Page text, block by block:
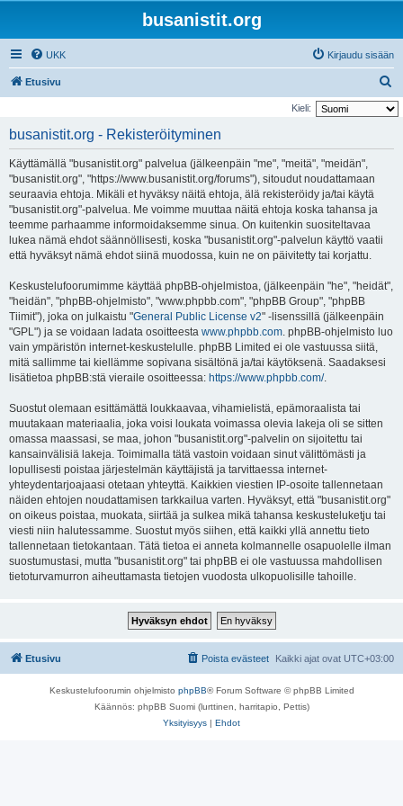
busanistit.org
UKK Kirjaudu sisään
Etusivu
t
Kieli:
busanistit.org - Rekisteröityminen
Käyttämällä "busanistit.org" palvelua (jälkeenpäin "me", "meitä", "meidän",
"busanistit.org", "https://www.busanistit.org/forums"), sitoudut noudattamaan
seuraavia ehtoja. Mikäli et hyväksy näitä ehtoja, älä rekisteröidy ja/tai käytä
"busanistit.org"-palvelua. Me voimme muuttaa näitä ehtoja koska tahansa ja
teemme parhaamme informoidaksemme sinua. On kuitenkin suositeltavaa
lukea nämä ehdot säännöllisesti, koska "busanistit.org"-palvelun käyttö vaatii
että hyväksyt nämä ehdot siinä muodossa, kuin ne on päivitetty tai korjattu.
Keskustelufoorumimme käyttää phpBB-ohjelmistoa, (jälkeenpäin "he", "heidät",
"heidän", "phpBB-ohjelmisto", "www.phpbb.com", "phpBB Group", "phpBB
Tiimit"), joka on julkaistu "General Public License v2" -lisenssillä (jälkeenpäin
"GPL") ja se voidaan ladata osoitteesta www.phpbb.com. phpBB-ohjelmisto luo
vain ympäristön internet-keskustelulle. phpBB Limited ei ole vastuussa siitä,
mitä sallimme tai kiellämme sopivana sisältönä ja/tai käytöksenä. Saadaksesi
lisätietoa phpBB:stä vieraile osoitteessa: https://www.phpbb.com/.
Suostut olemaan esittämättä loukkaavaa, vihamielistä, epämoraalista tai
muutakaan materiaalia, joka voisi loukata voimassa olevia lakeja oli se sitten
omassa maassasi, se maa, johon "busanistit.org"-palvelin on sijoitettu tai
kansainvälisiä lakeja. Toimimalla tätä vastoin voidaan sinut välittömästi ja
lopullisesti poistaa järjestelmän käyttäjistä ja tarvittaessa internet-
yhteydentarjoajaasi otetaan yhteyttä. Kaikkien viestien IP-osoite tallennetaan
näiden ehtojen noudattamisen tarkkailua varten. Hyväksyt, että "busanistit.org"
on oikeus poistaa, muokata, siirtää ja sulkea mikä tahansa keskusteluketju tai
viesti niin halutessamme. Suostut myös siihen, että kaikki yllä annettu tieto
tallennetaan tietokantaan. Tätä tietoa ei anneta kolmannelle osapuolelle ilman
suostumustasi, mutta "busanistit.org" tai phpBB ei ole vastuussa mahdollisen
tietoturvamurron aiheuttamasta tietojen vuodosta ulkopuolisille tahoille.
Etusivu Kaikki ajat ovat UTC+03:00
Poista evästeet
Keskustelufoorumin ohjelmisto phpBB® Forum Software © phpBB Limited
Käännös: phpBB Suomi (lurttinen, harritapio, Pettis)
Yksityisyys | Ehdot